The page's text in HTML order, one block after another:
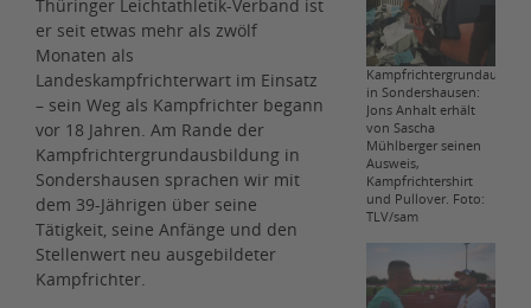
Thüringer Leichtathletik-Verband ist
er seit etwas mehr als zwölf
Monaten als
Landeskampfrichterwart im Einsatz
– sein Weg als Kampfrichter begann
vor 18 Jahren. Am Rande der
Kampfrichtergrundausbildung in
Sondershausen sprachen wir mit
dem 39-Jährigen über seine
Tätigkeit, seine Anfänge und den
Stellenwert neu ausgebildeter
Kampfrichter.
in Sondershausen:
Jons Anhalt erhält
von Sascha
Mühlberger seinen
Ausweis,
Kampfrichtershirt
und Pullover. Foto:
TLV/sam